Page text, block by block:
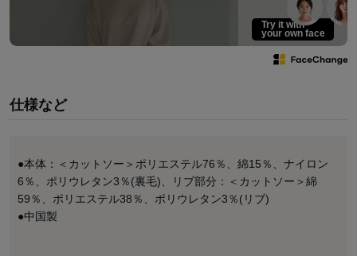
Try it with
your own face
仕様など
●本体：＜カットソー＞ポリエステル76％、綿15％、ナイロン
6％、ポリウレタン3％(裏毛)、リブ部分：＜カットソー＞綿
59％、ポリエステル38％、ポリウレタン3％(リブ)
●中国製